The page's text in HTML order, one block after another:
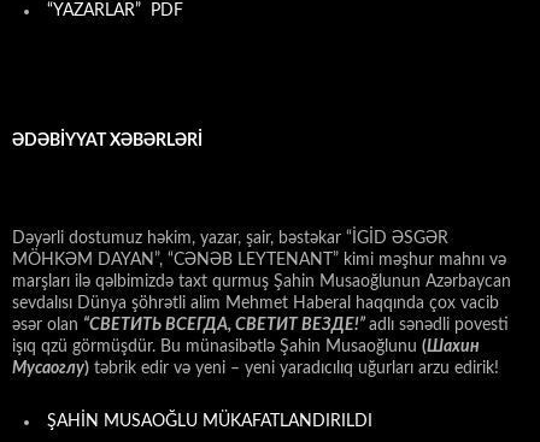
“YAZARLAR” PDF
ƏDƏBİYYAT XƏBƏRLƏRİ
Dəyərli dostumuz həkim, yazar, şair, bəstəkar “İGİD ƏSGƏR
MÖHKƏM DAYAN”, “CƏNƏB LEYTENANT” kimi məşhur mahnı və
marşları ilə qəlbimizdə taxt qurmuş Şahin Musaoğlunun Azərbaycan
sevdalısı Dünya şöhrətli alim Mehmet Haberal haqqında çox vacib
əsər olan “СВЕТИТЬ ВСЕГДА, СВЕТИТ ВЕЗДЕ!” adlı sənədli povesti
işıq qzü görmüşdür. Bu münasibətlə Şahin Musaoğlunu (Шахин
Мусаоглу) təbrik edir və yeni – yeni yaradıcılıq uğurları arzu edirik!
ŞAHİN MUSAOĞLU MÜKAFATLANDIRILDI